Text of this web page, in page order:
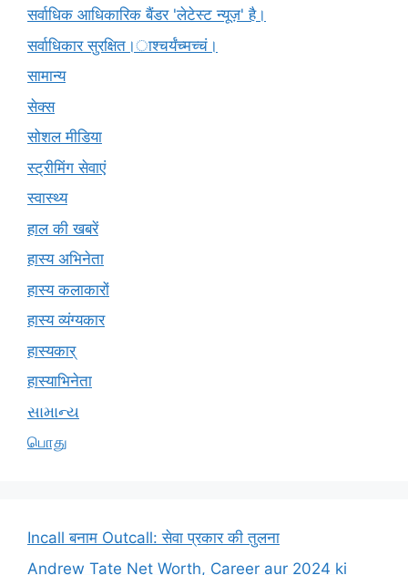
सर्वाधिक आधिकारिक बैंडर 'लेटेस्ट न्यूज़' है।
सर्वाधिकार सुरक्षित।ाश्चर्यंच्मच्चं।
सामान्य
सेक्स
सोशल मीडिया
स्ट्रीमिंग सेवाएं
स्वास्थ्य
हाल की खबरें
हास्य अभिनेता
हास्य कलाकारों
हास्य व्यंग्यकार
हास्यकार्
हास्याभिनेता
સામાન્ય
பொது
Incall बनाम Outcall: सेवा प्रकार की तुलना
Andrew Tate Net Worth, Career aur 2024 ki